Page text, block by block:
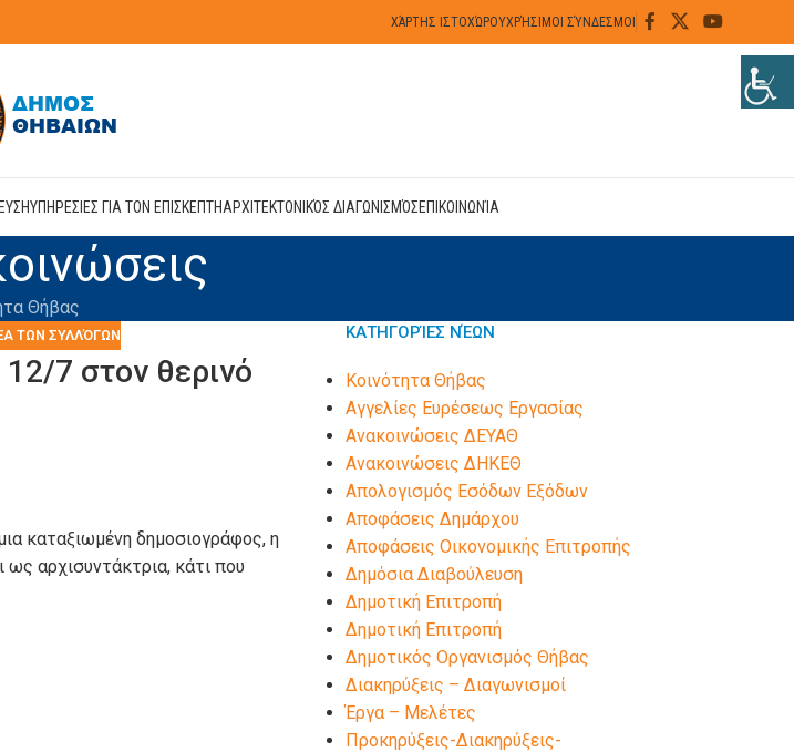
ΧΆΡΤΗΣ ΙΣΤΟΧΏΡΟΥΧΡΉΣΙΜΟΙ ΣΎΝΔΕΣΜΟΙ
ΥΠΗΡΕΣΙΕΣ ΓΙΑ ΤΟΝ ΕΠΙΣΚΕΠΤΗΑΡΧΙΤΕΚΤΟΝΙΚΌΣ ΔΙΑΓΩΝΙΣΜΌΣΕΠΙΚΟΙΝΩΝΊΑ
Θήβας
ΤΩΝ ΣΥΛΛΌΓΩΝ
7 στον θερινό
καταξιωμένη δημοσιογράφος, η
ως αρχισυντάκτρια, κάτι που
ΚΑΤΗΓΟΡΊΕΣ ΝΈΩΝ
Kοινότητα Θήβας
Αγγελίες Ευρέσεως Εργασίας
Ανακοινώσεις ΔΕΥΑΘ
Ανακοινώσεις ΔΗΚΕΘ
Απολογισμός Εσόδων Εξόδων
Αποφάσεις Δημάρχου
Αποφάσεις Οικονομικής Επιτροπής
Δημόσια Διαβούλευση
Δημοτική Επιτροπή
Δημοτική Επιτροπή
Δημοτικός Οργανισμός Θήβας
Διακηρύξεις – Διαγωνισμοί
Έργα – Μελέτες
Προκηρύξεις-Διακηρύξεις-